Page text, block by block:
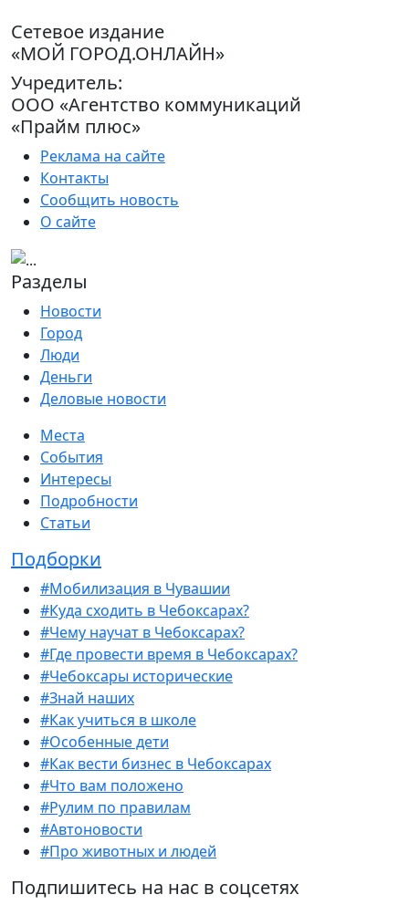
Сетевое издание
«МОЙ ГОРОД.ОНЛАЙН»
Учредитель:
ООО «Агентство коммуникаций
«Прайм плюс»
Реклама на сайте
Контакты
Сообщить новость
О сайте
Разделы
Новости
Город
Люди
Деньги
Деловые новости
Места
События
Интересы
Подробности
Статьи
Подборки
#Мобилизация в Чувашии
#Куда сходить в Чебоксарах?
#Чему научат в Чебоксарах?
#Где провести время в Чебоксарах?
#Чебоксары исторические
#Знай наших
#Как учиться в школе
#Особенные дети
#Как вести бизнес в Чебоксарах
#Что вам положено
#Рулим по правилам
#Автоновости
#Про животных и людей
Подпишитесь на нас в соцсетях